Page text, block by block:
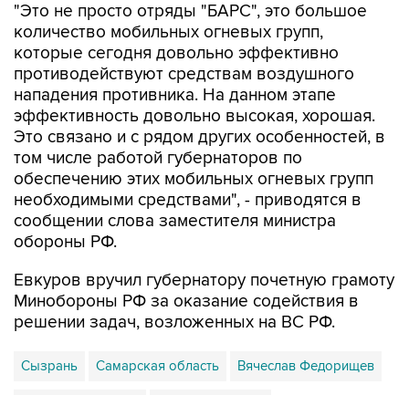
"Это не просто отряды "БАРС", это большое
количество мобильных огневых групп,
которые сегодня довольно эффективно
противодействуют средствам воздушного
нападения противника. На данном этапе
эффективность довольно высокая, хорошая.
Это связано и с рядом других особенностей, в
том числе работой губернаторов по
обеспечению этих мобильных огневых групп
необходимыми средствами", - приводятся в
сообщении слова заместителя министра
обороны РФ.
Евкуров вручил губернатору почетную грамоту
Минобороны РФ за оказание содействия в
решении задач, возложенных на ВС РФ.
Сызрань Самарская область Вячеслав Федорищев